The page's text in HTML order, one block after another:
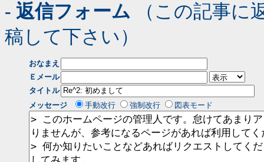
- 返信フォーム （この記事に
稿して下さい）
おなまえ
Ｅメール
タイトル
メッセージ
手動改行 強制改行 図表モード